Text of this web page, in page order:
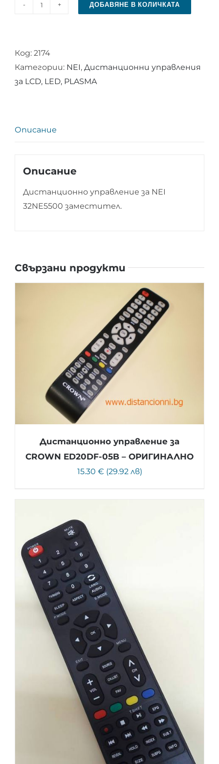
количество
управление
за
NEI
ДОБАВЯНЕ В КОЛИЧКАТА
Код: 2174
Категории: NEI, Дистанционни управления
за LCD, LED, PLASMA
Описание
Описание
Дистанционно управление за NEI
32NE5500 заместител.
Свързани продукти
Дистанционно управление за
CROWN ED20DF-05B – ОРИГИНАЛНО
15.30 € (29.92 лв)